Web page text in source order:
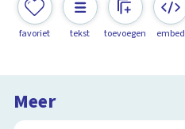
favoriet tekst toevoegen embed
Meer